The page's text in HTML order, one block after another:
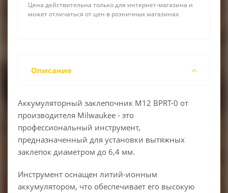
Цена действительна только для интернет-магазина и
может отличаться от цен в розничных магазинах
Описание
Аккумуляторный заклепочник M12 BPRT-0 от
производителя Milwaukee - это
профессиональный инструмент,
предназначенный для установки вытяжных
заклепок диаметром до 6,4 мм.
Инструмент оснащен литий-ионным
аккумулятором, что обеспечивает его высокую